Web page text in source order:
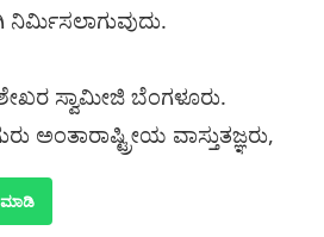
ಸ್ವಾಮೀಜಿ ಬೆಂಗಳೂರು.
ಅಂತಾರಾಷ್ಟ್ರೀಯ ವಾಸ್ತುತಜ್ಞರು,
ಮಾಡಿ